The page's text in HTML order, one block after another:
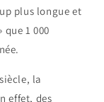
plus longue et
1 000
la
effet, des